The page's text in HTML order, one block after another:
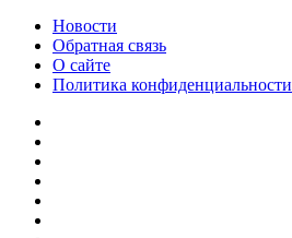
Новости
Обратная связь
О сайте
Политика конфиденциальности